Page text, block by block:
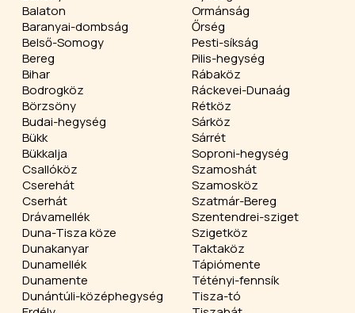
Balaton
Baranyai-dombság
Belső-Somogy
Bereg
Bihar
Bodrogköz
Börzsöny
Budai-hegység
Bükk
Bükkalja
Csallóköz
Cserehát
Cserhát
Drávamellék
Duna-Tisza köze
Dunakanyar
Dunamellék
Dunamente
Dunántúli-középhegység
Ormánság
Őrség
Pesti-síkság
Pilis-hegység
Rábaköz
Ráckevei-Dunaág
Rétköz
Sárköz
Sárrét
Soproni-hegység
Szamoshát
Szamosköz
Szatmár-Bereg
Szentendrei-sziget
Szigetköz
Taktaköz
Tápiómente
Tétényi-fennsík
Tisza-tó